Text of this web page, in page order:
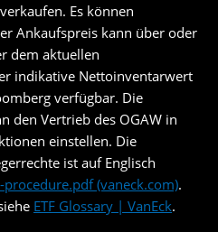
Es können
Ankaufspreis kann über oder
dem aktuellen
indikative Nettoinventarwert
verfügbar. Die
den Vertrieb des OGAW in
einstellen. Die
ist auf Englisch
(vaneck.com).
ETF Glossary | VanEck.